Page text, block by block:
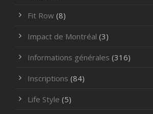
Fit Row (8)
Impact de Montréal (3)
Informations générales (316)
Inscriptions (84)
Life Style (5)